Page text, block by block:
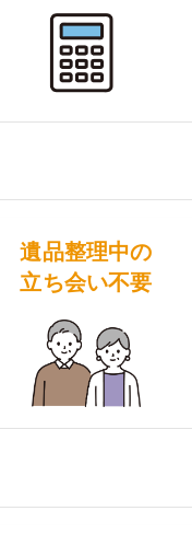
遺品整理中の
立ち会い不要